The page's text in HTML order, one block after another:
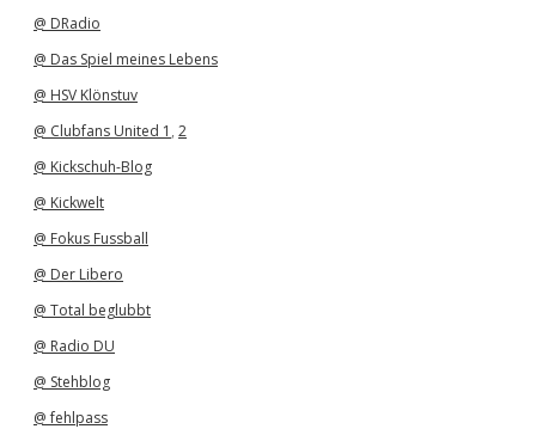
@ DRadio
@ Das Spiel meines Lebens
@ HSV Klönstuv
@ Clubfans United 1 , 2
@ Kickschuh-Blog
@ Kickwelt
@ Fokus Fussball
@ Der Libero
@ Total beglubbt
@ Radio DU
@ Stehblog
@ fehlpass